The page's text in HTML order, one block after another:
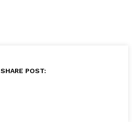
SHARE POST: